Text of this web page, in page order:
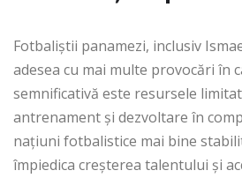
Fotbaliștii panamezi, inclusiv
adesea cu mai multe provocări în
semnificativă este resursele
antrenament și dezvoltare în
națiuni fotbalistice mai bine
împiedica creșterea talentului și